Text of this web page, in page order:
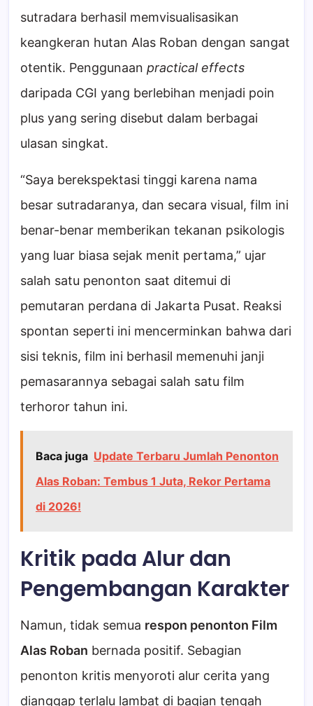
sutradara berhasil memvisualisasikan
keangkeran hutan Alas Roban dengan sangat
otentik. Penggunaan practical effects
daripada CGI yang berlebihan menjadi poin
plus yang sering disebut dalam berbagai
ulasan singkat.
“Saya berekspektasi tinggi karena nama
besar sutradaranya, dan secara visual, film ini
benar-benar memberikan tekanan psikologis
yang luar biasa sejak menit pertama,” ujar
salah satu penonton saat ditemui di
pemutaran perdana di Jakarta Pusat. Reaksi
spontan seperti ini mencerminkan bahwa dari
sisi teknis, film ini berhasil memenuhi janji
pemasarannya sebagai salah satu film
terhoror tahun ini.
Baca juga Update Terbaru Jumlah Penonton
Alas Roban: Tembus 1 Juta, Rekor Pertama
di 2026!
Kritik pada Alur dan
Pengembangan Karakter
Namun, tidak semua respon penonton Film
Alas Roban bernada positif. Sebagian
penonton kritis menyoroti alur cerita yang
dianggap terlalu lambat di bagian tengah